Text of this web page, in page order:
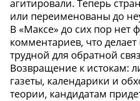
агитировали. Теперь
или переименованы до
В «Максе» до сих пор нет
комментариев, что
трудной для обратной
Возвращение к истокам:
газеты, календарики и
теории, кандидатам